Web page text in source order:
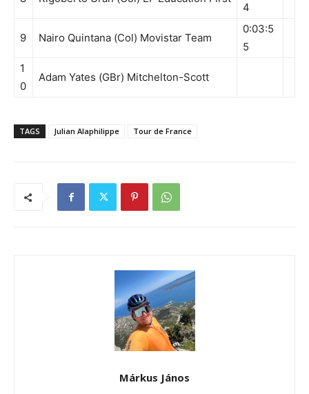
4
9 Nairo Quintana (Col) Movistar Team
0:03:5
5
1
0
Adam Yates (GBr) Mitchelton-Scott
TAGS Julian Alaphilippe Tour de France
Márkus János